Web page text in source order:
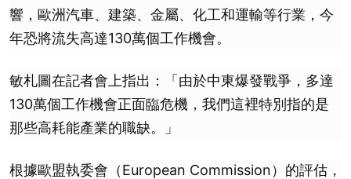
響，歐洲汽車、建築、金屬、化工和運輸等行業，今
年恐將流失高達130萬個工作機會。
敏札圖在記者會上指出：「由於中東爆發戰爭，多達
130萬個工作機會正面臨危機，我們這裡特別指的是
那些高耗能產業的職缺。」
根據歐盟執委會（European Commission）的評估，